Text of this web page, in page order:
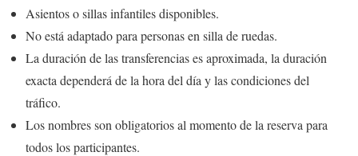
Asientos o sillas infantiles disponibles.
No está adaptado para personas en silla de ruedas.
La duración de las transferencias es aproximada, la duración
exacta dependerá de la hora del día y las condiciones del
tráfico.
Los nombres son obligatorios al momento de la reserva para
todos los participantes.